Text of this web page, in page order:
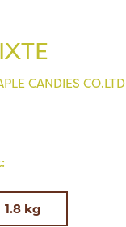
CANDIES CO.LTD
1.8 kg